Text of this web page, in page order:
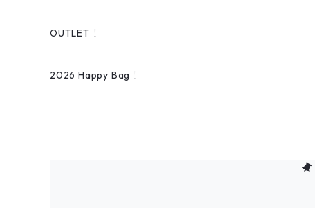
ソックス
タオル
オーダー可能商品
イラスト/ペイントアート
Daily wear
Rain wear
Dog lead＆Harness
Bed
OUTLET！
iPhone ケース
2026 Happy Bag！